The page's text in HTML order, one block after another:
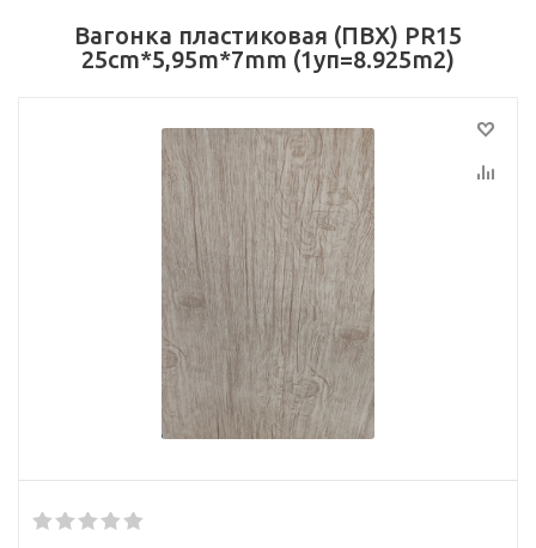
Вагонка пластиковая (ПВХ) PR15
25cm*5,95m*7mm (1уп=8.925m2)